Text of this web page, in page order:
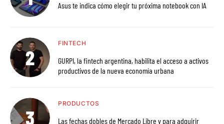
Asus te indica cómo elegir tu próxima notebook con IA
FINTECH
GURPI, la fintech argentina, habilita el acceso a activos
productivos de la nueva economía urbana
PRODUCTOS
Las fechas dobles de Mercado Libre y para adquirir